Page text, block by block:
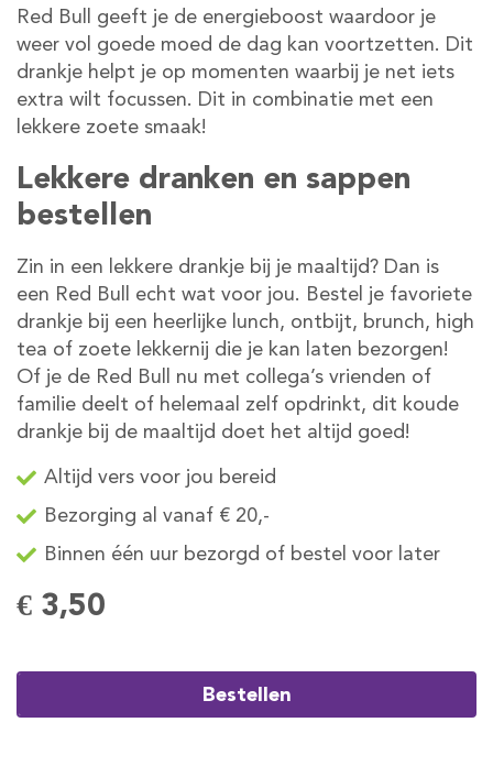
Red Bull geeft je de energieboost waardoor je
weer vol goede moed de dag kan voortzetten. Dit
drankje helpt je op momenten waarbij je net iets
extra wilt focussen. Dit in combinatie met een
lekkere zoete smaak!
Lekkere dranken en sappen
bestellen
Zin in een lekkere drankje bij je maaltijd? Dan is
een Red Bull echt wat voor jou. Bestel je favoriete
drankje bij een heerlijke lunch, ontbijt, brunch, high
tea of zoete lekkernij die je kan laten bezorgen!
Of je de Red Bull nu met collega’s vrienden of
familie deelt of helemaal zelf opdrinkt, dit koude
drankje bij de maaltijd doet het altijd goed!
Altijd vers voor jou bereid
Bezorging al vanaf € 20,-
Binnen één uur bezorgd of bestel voor later
€ 3,50
Bestellen